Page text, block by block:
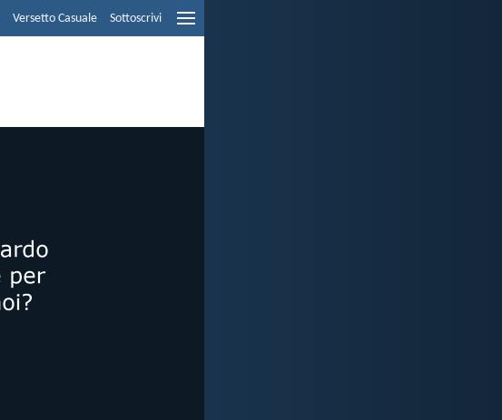
Versetto Casuale Sottoscrivi